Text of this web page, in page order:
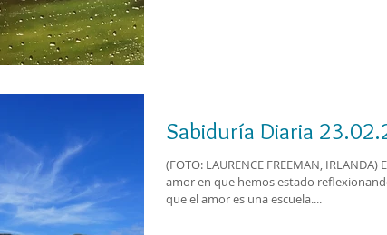
Sabiduría Diaria
(FOTO: LAURENCE FREEMAN, IRLANDA)
amor en que hemos estado
que el amor es una escuela....